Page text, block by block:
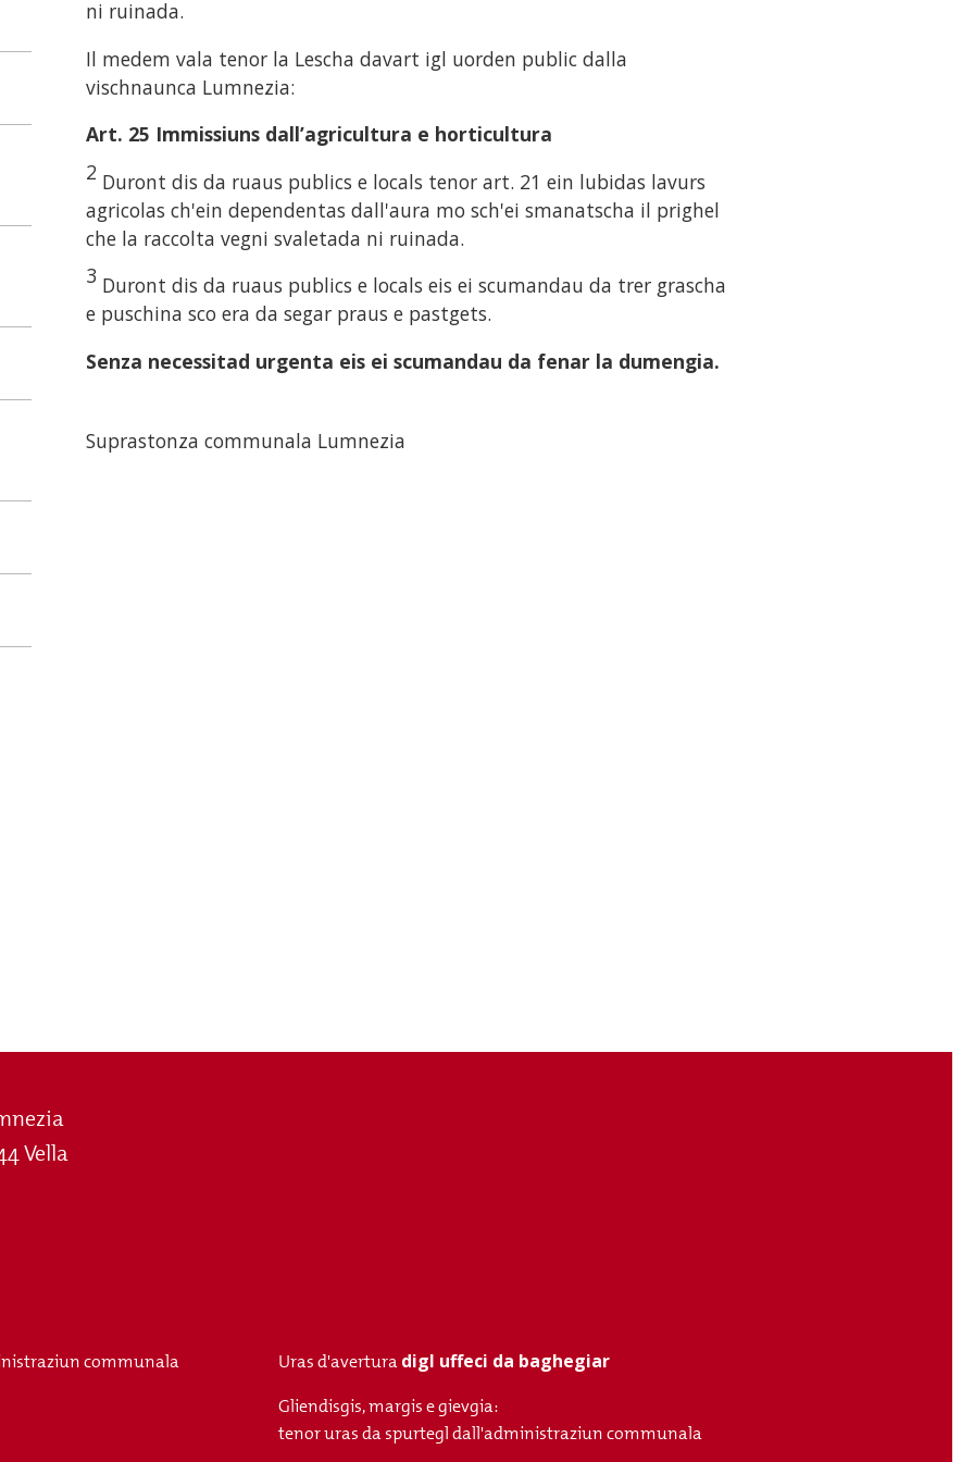
ni ruinada.
Il medem vala tenor la Lescha davart igl uorden public dalla
vischnaunca Lumnezia:
Art. 25 Immissiuns dall’agricultura e horticultura
2 Duront dis da ruaus publics e locals tenor art. 21 ein lubidas lavurs
agricolas ch'ein dependentas dall'aura mo sch'ei smanatscha il prighel
che la raccolta vegni svaletada ni ruinada.
3 Duront dis da ruaus publics e locals eis ei scumandau da trer grascha
e puschina sco era da segar praus e pastgets.
Senza necessitad urgenta eis ei scumandau da fenar la dumengia.
Suprastonza communala Lumnezia
Vella
communala
Uras d'averturadigl uffeci da baghegiar
Gliendisgis, margis e gievgia:
tenor uras da spurtegl dall'administraziun communala